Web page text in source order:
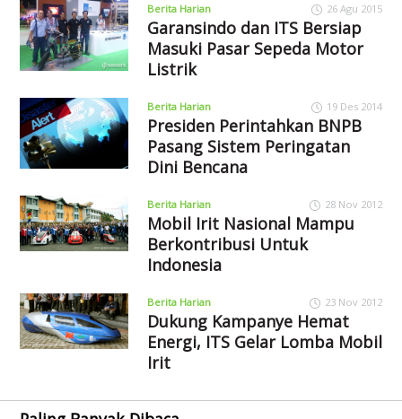
Berita Harian 26 Agu 2015
Garansindo dan ITS Bersiap
Masuki Pasar Sepeda Motor
Listrik
Berita Harian 19 Des 2014
Presiden Perintahkan BNPB
Pasang Sistem Peringatan
Dini Bencana
Berita Harian 28 Nov 2012
Mobil Irit Nasional Mampu
Berkontribusi Untuk
Indonesia
Berita Harian 23 Nov 2012
Dukung Kampanye Hemat
Energi, ITS Gelar Lomba Mobil
Irit